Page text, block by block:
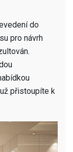
do
pro návrh
přistoupíte k